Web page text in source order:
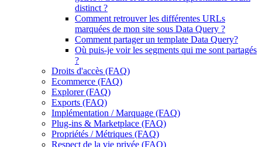
distinct ?
Comment retrouver les différentes URLs
marquées de mon site sous Data Query ?
Comment partager un template Data Query?
Où puis-je voir les segments qui me sont partagés
?
Droits d'accès (FAQ)
Ecommerce (FAQ)
Explorer (FAQ)
Exports (FAQ)
Implémentation / Marquage (FAQ)
Plug-ins & Marketplace (FAQ)
Propriétés / Métriques (FAQ)
Respect de la vie privée (FAQ)